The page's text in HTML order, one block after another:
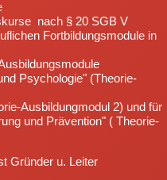
nach § 20 SGB V
Fortbildungsmodule in
Psychologie" (Theorie-
Ausbildungmodul 2) und für
und Prävention" ( Theorie-
Gründer u. Leiter